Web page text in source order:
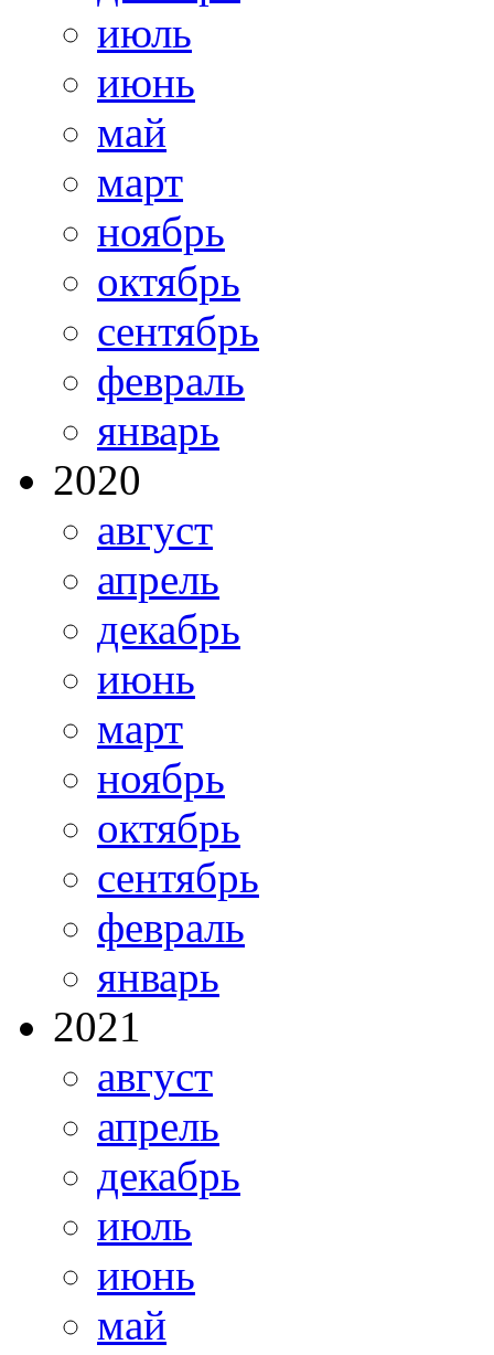
июль
июнь
май
март
ноябрь
октябрь
сентябрь
февраль
январь
2020
август
апрель
декабрь
июнь
март
ноябрь
октябрь
сентябрь
февраль
январь
2021
август
апрель
декабрь
июль
июнь
май